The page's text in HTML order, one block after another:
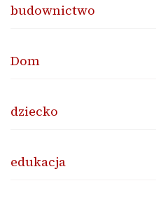
budownictwo
Dom
dziecko
edukacja